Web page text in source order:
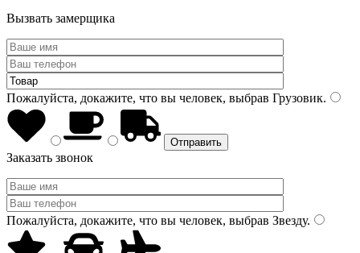
Вызвать замерщика
Пожалуйста, докажите, что вы человек, выбрав Грузовик.
Заказать звонок
Пожалуйста, докажите, что вы человек, выбрав Звезду.